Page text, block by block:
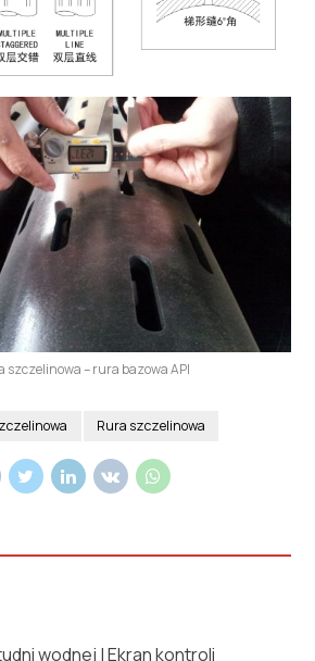
szczelinowa – rura bazowa API
Rura szczelinowa
wodnej | Ekran kontroli